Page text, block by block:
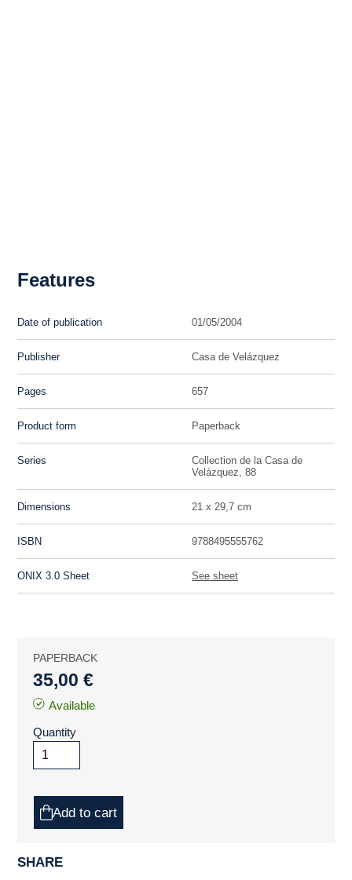
Features
Date of publication 01/05/2004
Publisher Casa de Velázquez
Pages 657
Product form Paperback
Series
Collection de la Casa de
Velázquez, 88
Dimensions 21 x 29,7 cm
ISBN 9788495555762
ONIX 3.0 Sheet See sheet
PAPERBACK
35,00 €
Available
Quantity
Add to cart
SHARE